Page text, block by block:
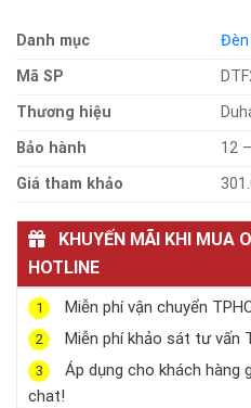
Danh mục
Đèn
Mã SP
Thương hiệu
Bảo hành
12
Giá tham khảo
KHUYẾN MÃI KHI MUA
HOTLINE
1 Miễn phí vận chuyển
2 Miễn phí khảo sát tư vấn
3
Áp dụng cho khách hàng
chat!